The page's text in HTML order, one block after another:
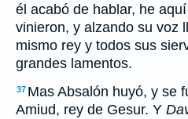
él acabó de hablar, he
vinieron, y alzando su voz
mismo rey y todos sus
grandes lamentos.
37 Mas Absalón huyó, y se
Amiud, rey de Gesur. Y